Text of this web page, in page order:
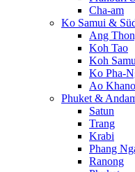
Cha-am
Ko Samui &
Ang
Koh Tao
Koh
Ko Pha-
Ao
Phuket &
Satun
Trang
Krabi
Phang
Ranong